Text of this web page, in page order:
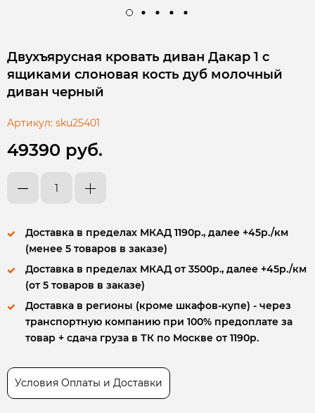
Двухъярусная кровать диван Дакар 1 с
ящиками слоновая кость дуб молочный
диван черный
Артикул: sku25401
49390 руб.
Доставка в пределах МКАД 1190р., далее +45р./км
(менее 5 товаров в заказе)
Доставка в пределах МКАД от 3500р., далее +45р./км
(от 5 товаров в заказе)
Доставка в регионы (кроме шкафов-купе) - через
транспортную компанию при 100% предоплате за
товар + сдача груза в ТК по Москве от 1190р.
Условия Оплаты и Доставки